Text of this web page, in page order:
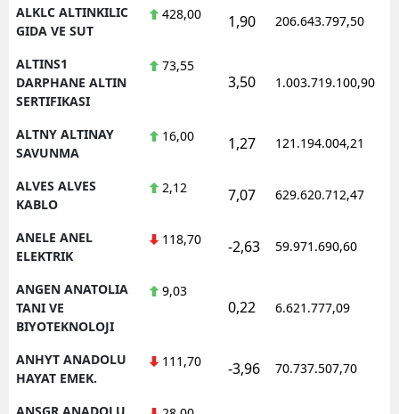
ALKLC ALTINKILIC
GIDA VE SUT
428,00 1,90 206.643.797,50
ALTINS1
DARPHANE ALTIN
SERTIFIKASI
73,55
3,50 1.003.719.100,90
ALTNY ALTINAY
SAVUNMA
16,00 1,27 121.194.004,21
ALVES ALVES
KABLO
2,12 7,07 629.620.712,47
ANELE ANEL
ELEKTRIK
118,70 -2,63 59.971.690,60
ANGEN ANATOLIA
TANI VE
BIYOTEKNOLOJI
9,03
0,22 6.621.777,09
ANHYT ANADOLU
HAYAT EMEK.
111,70 -3,96 70.737.507,70
ANSGR ANADOLU